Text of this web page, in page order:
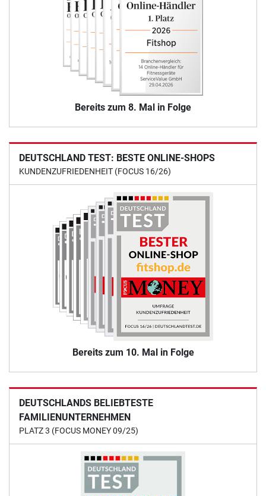
Bereits zum 8. Mal in Folge
DEUTSCHLAND TEST: BESTE ONLINE-SHOPS
KUNDENZUFRIEDENHEIT (FOCUS 16/26)
Bereits zum 10. Mal in Folge
DEUTSCHLANDS BELIEBTESTE
FAMILIENUNTERNEHMEN
PLATZ 3 (FOCUS MONEY 09/25)